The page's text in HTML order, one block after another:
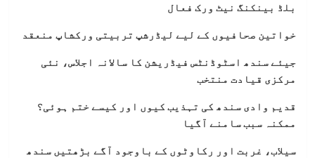
بلڈ بینکنگ نیٹ ورک فعال
خواتین صحافیوں کے لیے لیڈرشپ تربیتی ورکشاپ منعقد
جیئے سندھ اسٹوڈنٹس فیڈریشن کا سالانہ اجلاس، نئی
مرکزی قیادت منتخب
قدیم وادی سندھ کی تہذیب کیوں اور کیسے ختم ہوئی؟
ممکنہ سبب سامنے آگیا
سیلاب، غربت اور رکاوٹوں کے باوجود آگے بڑھتیں سندھ